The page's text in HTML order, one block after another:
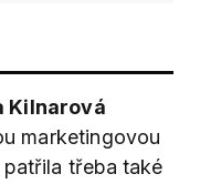
Kilnarová
marketingovou
třeba také